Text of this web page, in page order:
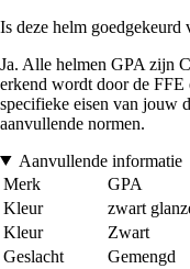
Is deze helm
Ja. Alle helmen GPA zijn
erkend wordt door de FFE
specifieke eisen van jouw
aanvullende normen.
Aanvullende informatie
Merk
GPA
Kleur
zwart
Kleur
Zwart
Geslacht
Gemengd